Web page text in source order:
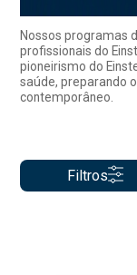
Nossos programas
profissionais do
pioneirismo do
saúde, preparando
contemporâneo.
Filtros